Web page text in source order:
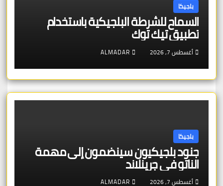
بلجيكا
السماح للشرطة البلجيكية باستخدام
تطبيق تيك توك
أغسطس 7, 2026 ALMADAR
بلجيكا
جنود بلجيكيون سينضمون إلى مهمة
الناتو في جرينلاند
أغسطس 7, 2026 ALMADAR